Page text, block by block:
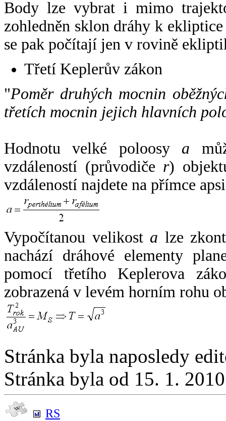
Body lze vybrat i mimo
zohledněn sklon dráhy k
se pak počítají jen v rovině
Třetí Keplerův zákon
"Poměr druhých mocnin
třetích mocnin jejich hlavních
Hodnotu velké poloosy a
vzdáleností (průvodiče r)
vzdáleností najdete na přímce
Vypočítanou velikost a lze
nachází dráhové elementy
pomocí třetího Keplerova
zobrazená v levém horním rohu
Stránka byla naposledy
Stránka byla od 15. 1.
RS